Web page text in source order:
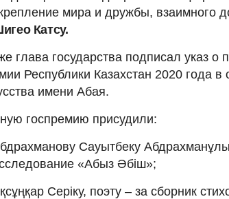
мира и дружбы, взаимного
Катсу.
глава государства подписал указ о
Республики Казахстан 2020 года в
имени Абая.
госпремию присудили:
Сауытбеку
«Абыз Әбіш»;
Серіку, поэту – за сборник